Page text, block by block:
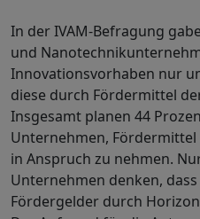
In der IVAM-Befragung
und
Innovationsvorhaben nur
diese durch Fördermittel
Insgesamt planen 44
Unternehmen,
in Anspruch zu nehmen.
Unternehmen denken,
Fördergelder durch